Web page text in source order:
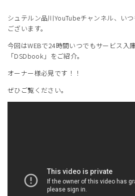
シュテルン品川YouTubeチャンネル、い
ございます。
今回はWEBで24時間いつでもサービス入
「DSDbook」をご紹介。
オーナー様必見です！！
ぜひご覧ください。